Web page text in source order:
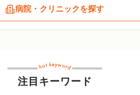
病院・クリニックを探す
注目キーワード